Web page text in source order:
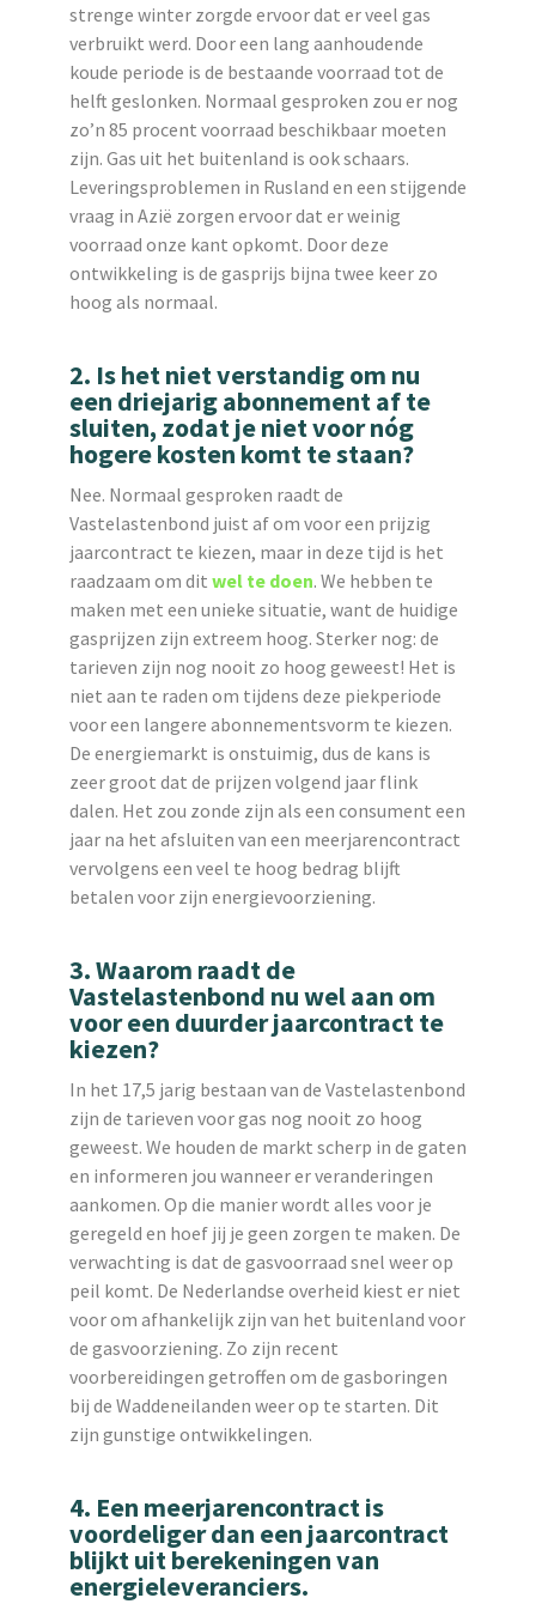
strenge winter zorgde ervoor dat er veel gas
verbruikt werd. Door een lang aanhoudende
koude periode is de bestaande voorraad tot de
helft geslonken. Normaal gesproken zou er nog
zo’n 85 procent voorraad beschikbaar moeten
zijn. Gas uit het buitenland is ook schaars.
Leveringsproblemen in Rusland en een stijgende
vraag in Azië zorgen ervoor dat er weinig
voorraad onze kant opkomt. Door deze
ontwikkeling is de gasprijs bijna twee keer zo
hoog als normaal.
2. Is het niet verstandig om nu
een driejarig abonnement af te
sluiten, zodat je niet voor nóg
hogere kosten komt te staan?
Nee. Normaal gesproken raadt de
Vastelastenbond juist af om voor een prijzig
jaarcontract te kiezen, maar in deze tijd is het
raadzaam om dit wel te doen. We hebben te
maken met een unieke situatie, want de huidige
gasprijzen zijn extreem hoog. Sterker nog: de
tarieven zijn nog nooit zo hoog geweest! Het is
niet aan te raden om tijdens deze piekperiode
voor een langere abonnementsvorm te kiezen.
De energiemarkt is onstuimig, dus de kans is
zeer groot dat de prijzen volgend jaar flink
dalen. Het zou zonde zijn als een consument een
jaar na het afsluiten van een meerjarencontract
vervolgens een veel te hoog bedrag blijft
betalen voor zijn energievoorziening.
3. Waarom raadt de
Vastelastenbond nu wel aan om
voor een duurder jaarcontract te
kiezen?
In het 17,5 jarig bestaan van de Vastelastenbond
zijn de tarieven voor gas nog nooit zo hoog
geweest. We houden de markt scherp in de gaten
en informeren jou wanneer er veranderingen
aankomen. Op die manier wordt alles voor je
geregeld en hoef jij je geen zorgen te maken. De
verwachting is dat de gasvoorraad snel weer op
peil komt. De Nederlandse overheid kiest er niet
voor om afhankelijk zijn van het buitenland voor
de gasvoorziening. Zo zijn recent
voorbereidingen getroffen om de gasboringen
bij de Waddeneilanden weer op te starten. Dit
zijn gunstige ontwikkelingen.
4. Een meerjarencontract is
voordeliger dan een jaarcontract
blijkt uit berekeningen van
energieleveranciers.